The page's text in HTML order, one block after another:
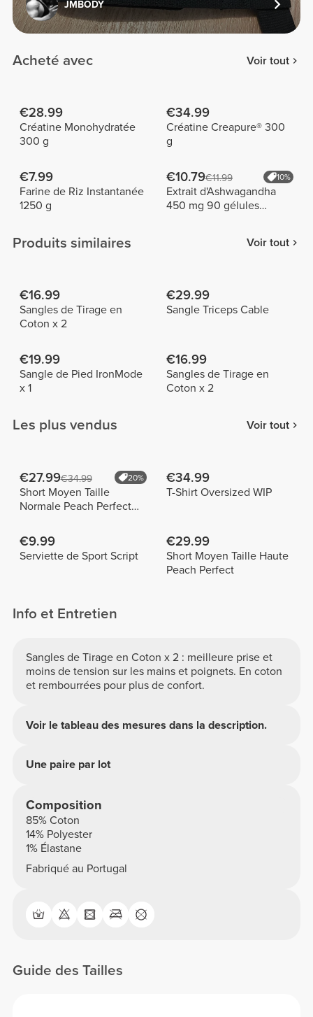
JMBODY
Acheté avec Voir tout
€28.99
Créatine Monohydratée
300 g
€34.99
Créatine Creapure® 300
g
€7.99
Farine de Riz Instantanée
1250 g
€10.79€11.99 10%
Extrait d'Ashwagandha
450 mg 90 gélules
Produits similaires Voir tout
€16.99
Sangles de Tirage en
Coton x 2
€29.99
Sangle Triceps Cable
€19.99
Sangle de Pied IronMode
x 1
€16.99
Sangles de Tirage en
Coton x 2
Les plus vendus Voir tout
€27.99€34.99 20%
Short Moyen Taille
Normale Peach Perfect
€34.99
T-Shirt Oversized WIP
€9.99
Serviette de Sport Script
€29.99
Short Moyen Taille Haute
Peach Perfect
Info et Entretien
Sangles de Tirage en Coton x 2 : meilleure prise et
moins de tension sur les mains et poignets. En coton
et rembourrées pour plus de confort.
Voir le tableau des mesures dans la description.
Une paire par lot
Composition
85% Coton
14% Polyester
1% Élastane
Fabriqué au Portugal
Guide des Tailles